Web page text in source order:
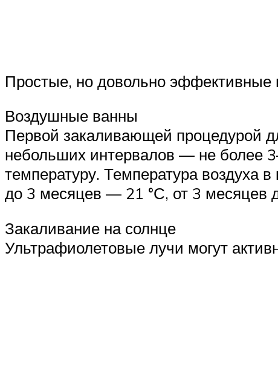
Простые, но довольно эффективные
Воздушные ванны
Первой закаливающей процедурой
небольших интервалов — не более
температуру. Температура воздуха
до 3 месяцев — 21 °С, от 3 месяцев
Закаливание на солнце
Ультрафиолетовые лучи могут